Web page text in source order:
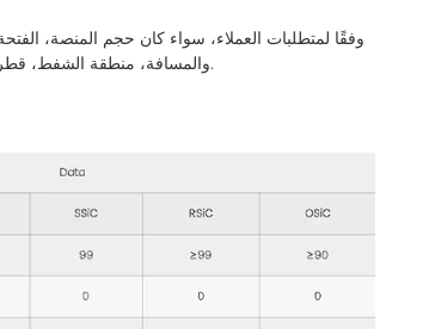
والمسافة، منطقة الشفط، قطر الشفط، عدد منافذ الشفط، وضع الواجهة أو أي قسم، مع أو بدون شفط.